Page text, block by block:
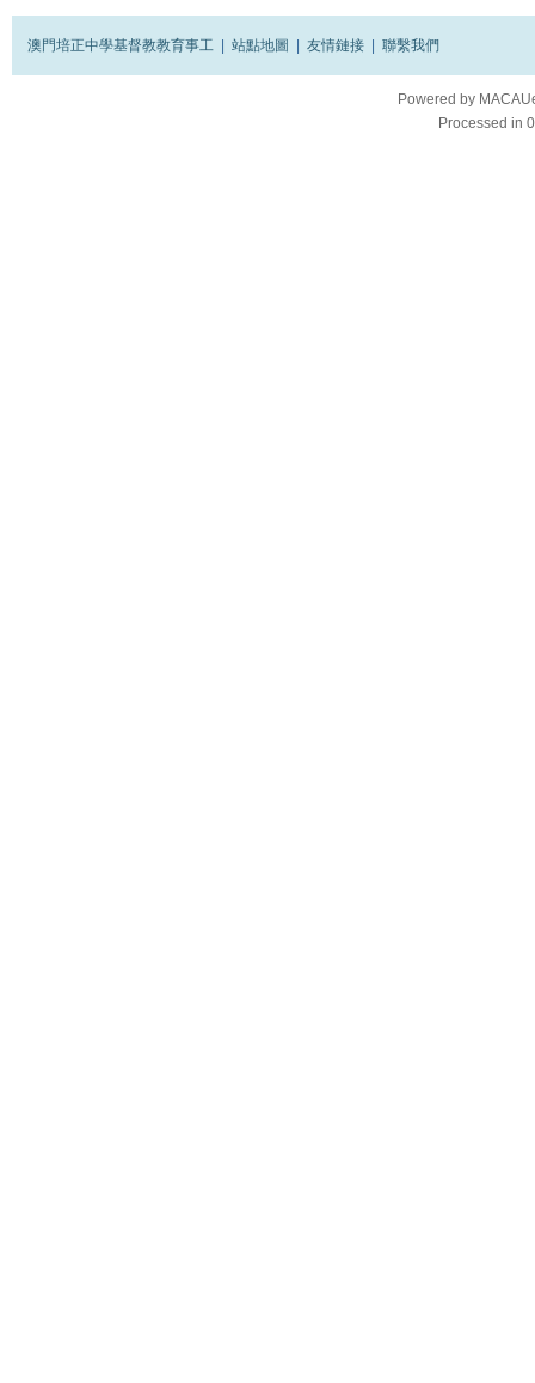
澳門培正中學基督教教育事工 站點地圖 友情鏈接 聯繫我們
Powered by
Processed in